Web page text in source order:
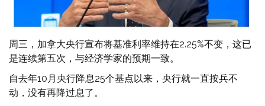
周三，加拿大央行宣布将基准利率维持在2.25%不变，这已
是连续第五次，与经济学家的预期一致。
自去年10月央行降息25个基点以来，央行就一直按兵不
动，没有再降过息了。